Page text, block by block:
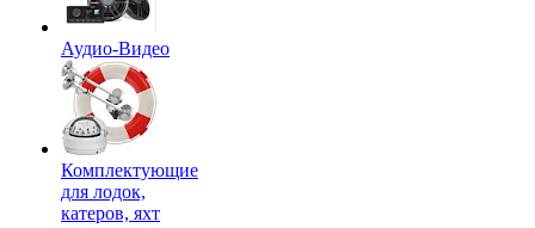
Аудио-Видео
Комплектующие
для лодок,
катеров, яхт